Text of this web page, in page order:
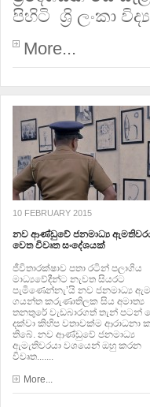
පිහිටි ශ්‍රි ලංකා
More...
10 FEBRUARY 2015
නව ආණ්ඩුවේ ජනමාධ්‍ය
වෙත විවෘත සංදේශයක්
ජීවිතාරක්ෂාව පතා රටින් පලාගිය
මාධ්‍යවේදීන්ට නැවත සියරට
පැමිණෙන්නැ’යි නව ජනමාධ්‍ය
ගයන්ත කරුණාතිලක සිය අමාත්‍ය
තනතුරේ වැඩබාරගත් තැන් පටන්
දක්වා කිහිප වතාවක්ම ආරාධනා
තිබේ. නව ආණ්ඩුවේ ජනමාධ්‍ය
ඇමැතිවරයා වශයෙන් ඔහු කරන
විවෘත.......
More...